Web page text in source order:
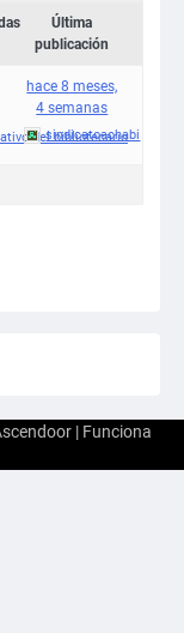
Última
publicación
del bibliotecario
hace 8 meses,
4 semanas
sindicatoachabi
| Funciona